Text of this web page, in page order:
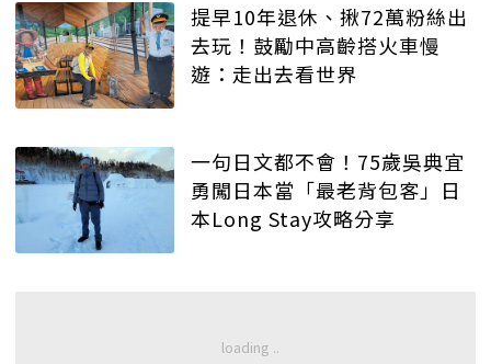
提早10年退休、揪72萬粉絲出
去玩！鼓勵中高齡搭火車慢
遊：走出去看世界
一句日文都不會！75歲吳典宜
勇闖日本當「最老背包客」日
本Long Stay攻略分享